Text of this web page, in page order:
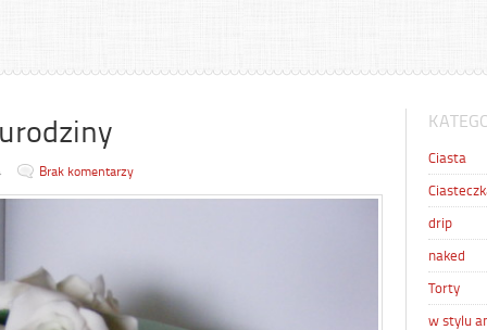
Brak komentarzy
Ciasta
drip
naked
Torty
w stylu